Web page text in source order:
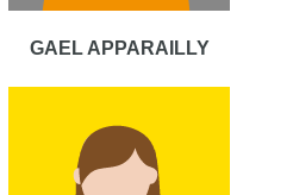
GAEL APPARAILLY